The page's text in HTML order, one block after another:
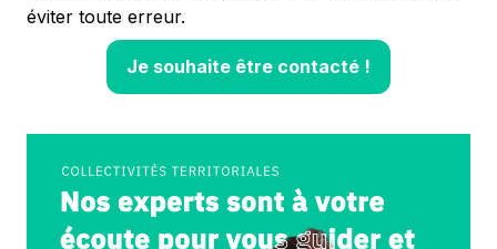
éviter toute erreur.
Je souhaite être contacté !